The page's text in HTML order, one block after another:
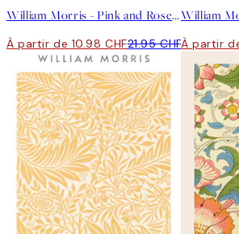
William Morris - Pink and Rose Affiche
À partir de 10.98 CHF21.95 CHFÀ partir